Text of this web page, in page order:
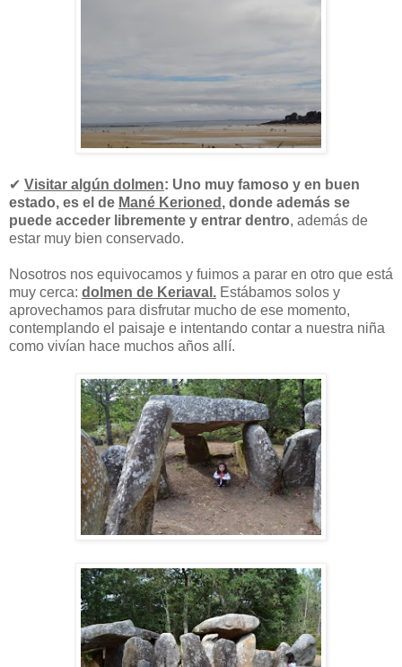
✔ Visitar algún dolmen: Uno muy famoso y en buen
estado, es el de Mané Kerioned , donde además se
puede acceder libremente y entrar dentro, además de
estar muy bien conservado.
Nosotros nos equivocamos y fuimos a parar en otro que está
muy cerca: dolmen de Keriaval. Estábamos solos y
aprovechamos para disfrutar mucho de ese momento,
contemplando el paisaje e intentando contar a nuestra niña
como vivían hace muchos años allí.